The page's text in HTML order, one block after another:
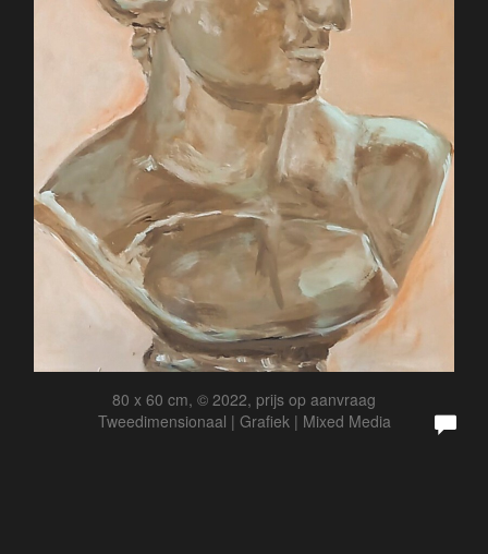
80 x 60 cm, © 2022, prijs op aanvraag
Tweedimensionaal | Grafiek | Mixed Media